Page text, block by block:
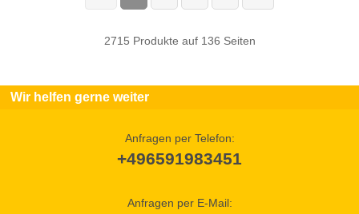
2715 Produkte auf 136 Seiten
Wir helfen gerne weiter
Anfragen per Telefon:
+496591983451
Anfragen per E-Mail: